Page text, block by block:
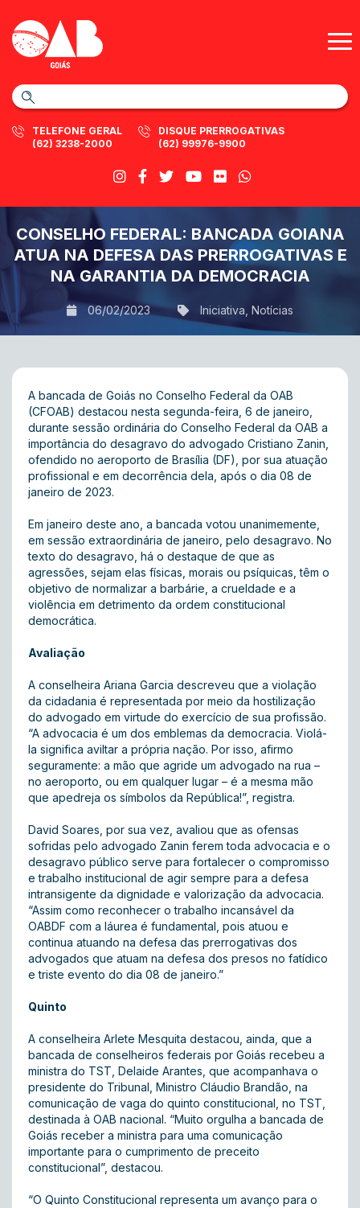
TELEFONE GERAL
(62) 3238-2000
DISQUE PRERROGATIVAS
(62) 99976-9900
CONSELHO FEDERAL: BANCADA GOIANA
ATUA NA DEFESA DAS PRERROGATIVAS E
NA GARANTIA DA DEMOCRACIA
06/02/2023 Iniciativa Notícias
A bancada de Goiás no Conselho Federal da OAB
(CFOAB) destacou nesta segunda-feira, 6 de janeiro,
durante sessão ordinária do Conselho Federal da OAB a
importância do desagravo do advogado Cristiano Zanin,
ofendido no aeroporto de Brasília (DF), por sua atuação
profissional e em decorrência dela, após o dia 08 de
janeiro de 2023.
Em janeiro deste ano, a bancada votou unanimemente,
em sessão extraordinária de janeiro, pelo desagravo. No
texto do desagravo, há o destaque de que as
agressões, sejam elas físicas, morais ou psíquicas, têm o
objetivo de normalizar a barbárie, a crueldade e a
violência em detrimento da ordem constitucional
democrática.
Avaliação
A conselheira Ariana Garcia descreveu que a violação
da cidadania é representada por meio da hostilização
do advogado em virtude do exercício de sua profissão.
“A advocacia é um dos emblemas da democracia. Violá-
la significa aviltar a própria nação. Por isso, afirmo
seguramente: a mão que agride um advogado na rua –
no aeroporto, ou em qualquer lugar – é a mesma mão
que apedreja os símbolos da República!”, registra.
David Soares, por sua vez, avaliou que as ofensas
sofridas pelo advogado Zanin ferem toda advocacia e o
desagravo público serve para fortalecer o compromisso
e trabalho institucional de agir sempre para a defesa
intransigente da dignidade e valorização da advocacia.
“Assim como reconhecer o trabalho incansável da
OABDF com a láurea é fundamental, pois atuou e
continua atuando na defesa das prerrogativas dos
advogados que atuam na defesa dos presos no fatídico
e triste evento do dia 08 de janeiro.”
Quinto
A conselheira Arlete Mesquita destacou, ainda, que a
bancada de conselheiros federais por Goiás recebeu a
ministra do TST, Delaide Arantes, que acompanhava o
presidente do Tribunal, Ministro Cláudio Brandão, na
comunicação de vaga do quinto constitucional, no TST,
destinada à OAB nacional. “Muito orgulha a bancada de
Goiás receber a ministra para uma comunicação
importante para o cumprimento de preceito
constitucional”, destacou.
“O Quinto Constitucional representa um avanço para o